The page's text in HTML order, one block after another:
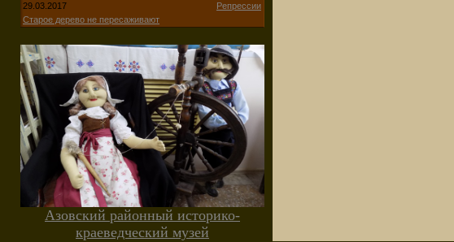
29.03.2017
Репрессии
Старое дерево не пересаживают
Азовский районный историко-
краеведческий музей